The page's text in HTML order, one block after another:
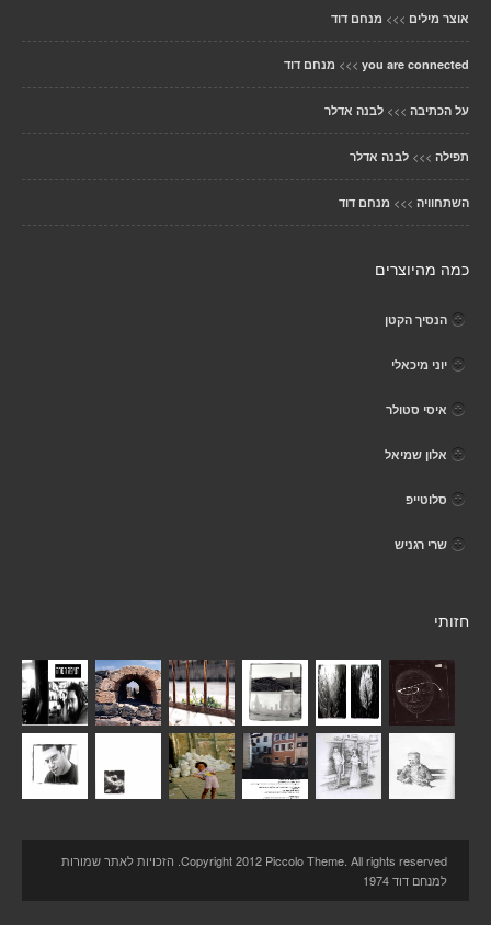
אוצר מילים >>> מנחם דוד
you are connected
>>> מנחם דוד
על הכתיבה >>> לבנה אדלר
תפילה >>> לבנה אדלר
השתחוויה >>> מנחם דוד
כמה מהיוצרים
הנסיך הקטן
יוני מיכאלי
איסי סטולר
אלון שמיאל
סלוטייפ
שרי רגניש
חזותי
Copyright 2012 Piccolo Theme. All rights reserved. הזכויות לאתר שמורות
למנחם דוד 1974